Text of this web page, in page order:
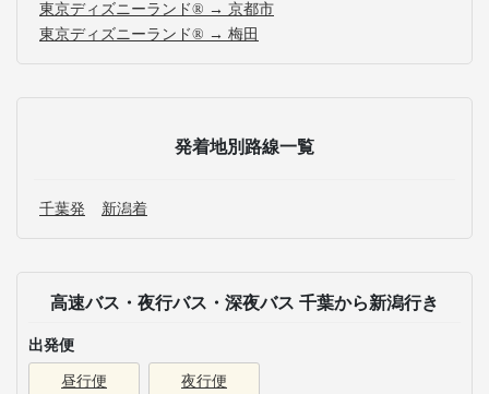
東京ディズニーランド® → 京都市
東京ディズニーランド® → 梅田
発着地別路線一覧
千葉発 新潟着
高速バス・夜行バス・深夜バス 千葉から新潟行き
出発便
昼行便 夜行便